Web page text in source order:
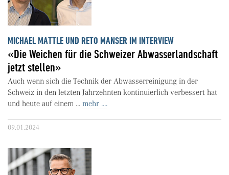
MICHAEL MATTLE UND RETO MANSER IM INTERVIEW
«Die Weichen für die Schweizer Abwasserlandschaft
jetzt stellen»
Auch wenn sich die Technik der Abwasserreinigung in der
Schweiz in den letzten Jahrzehnten kontinuierlich verbessert hat
und heute auf einem ... mehr ....
09.01.2024